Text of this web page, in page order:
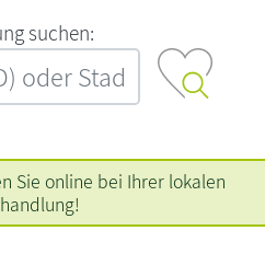
‍s‍u‍c‍h‍e‍n‍:‍
Sie online bei Ihrer lokalen